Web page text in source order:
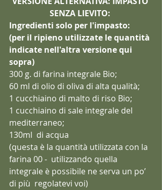
SENZA LIEVITO:
Ingredienti solo per l'impasto:
(per il ripieno utilizzate le quantità
indicate nell'altra versione qui
sopra)
300 g. di farina integrale Bio;
60 ml di olio di oliva di alta qualità;
1 cucchiaino di malto di riso Bio;
1 cucchiaino di sale integrale del
mediterraneo;
130ml  di acqua
(questa è la quantità utilizzata con la
farina 00 -  utilizzando quella
integrale è possibile ne serva un po’
di più  regolatevi voi)